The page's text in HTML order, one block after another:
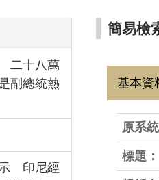
簡易檢
基本資
原系
標題：
二十八萬
副總統熱
示 印尼經